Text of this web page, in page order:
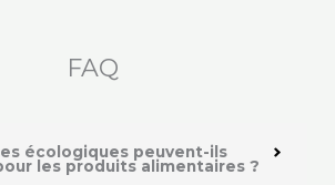
FAQ
écologiques peuvent-ils
les produits alimentaires ?